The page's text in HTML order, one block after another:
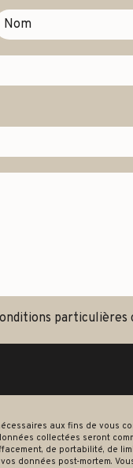
particulières
aux fins de vous
collectées seront
de portabilité, de
données post-mortem.